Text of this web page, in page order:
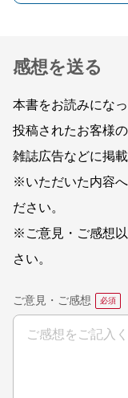
感想を送る
本書をお読みにな
投稿されたお客様
雑誌広告などに掲
※いただいた内容
ださい。
※ご意見・ご感想以
さい。
ご意見・ご感想